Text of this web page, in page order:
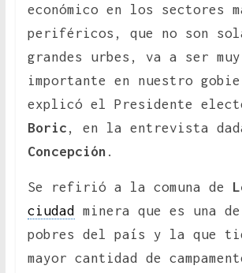
económico en los sectores
periféricos, que no son
grandes urbes, va a ser muy
importante en nuestro
explicó el Presidente
Boric , en la entrevista
Concepción .
Se refirió a la comuna de
ciudad
minera que es una
pobres del país y la que
mayor cantidad de